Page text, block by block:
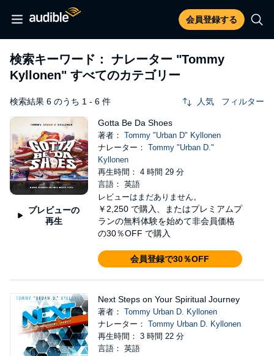
会員登録する
検索キーワード： ナレーター "Tommy
Kyllonen" すべてのカテゴリー
検索結果 6 のうち 1 - 6 件 人気 フィルター
プレビューの
再生
Gotta Be Da Shoes
著者： Tommy "Urban D" Kyllonen
ナレーター： Tommy "Urban D."
Kyllonen
再生時間： 4 時間 29 分
言語： 英語
レビューはまだありません。
￥2,250 で購入、またはプレミアムプ
ランの無料体験を始めて非会員価格
の30％OFF で購入
会員登録で30％OFF
Next Steps on Your Spiritual Journey
著者： Tommy Urban D. Kyllonen
ナレーター： Tommy Urban D. Kyllonen
再生時間： 3 時間 22 分
言語： 英語